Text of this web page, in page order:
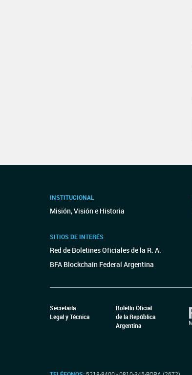
INSTITUCIONAL
Misión, Visión e Historia
SITIOS DE INTERÉS
Red de Boletines Oficiales de la R. A.
BFA Blockchain Federal Argentina
Secretaría
Legal y Técnica
Boletín Oficial
de la República
Argentina